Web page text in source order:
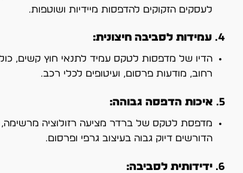
לעסקים הזקוקים להדפסות מיידיות ושוטפות.
4. עמידות לסביבה חיצונית:
הדיו של מדפסות לטקס עמיד לתנאי חוץ קשים,
רחוב, מודעות פרסום, ועיטופים לכלי רכב.
5. איכות הדפסה גבוהה:
מדפסת לטקס של ברדר מציעה רזולוציה מרשימה,
הדורשים דיוק גבוה בעיצוב גרפי ופרסום.
6. ידידותית לסביבה: